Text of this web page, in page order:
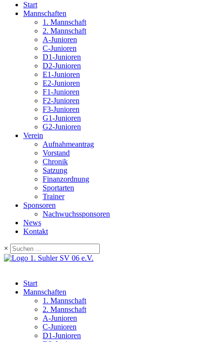
Start
Mannschaften
1. Mannschaft
2. Mannschaft
A-Junioren
C-Junioren
D1-Junioren
D2-Junioren
E1-Junioren
E2-Junioren
F1-Junioren
F2-Junioren
F3-Junioren
G1-Junioren
G2-Junioren
Verein
Aufnahmeantrag
Vorstand
Chronik
Satzung
Finanzordnung
Sportarten
Trainer
Sponsoren
Nachwuchssponsoren
News
Kontakt
×
Start
Mannschaften
1. Mannschaft
2. Mannschaft
A-Junioren
C-Junioren
D1-Junioren